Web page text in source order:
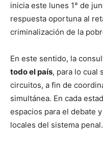
inicia este lunes 1° de
respuesta oportuna al
criminalización de la
En este sentido, la
todo el país, para lo cual
circuitos, a fin de
simultánea. En cada
espacios para el debate
locales del sistema penal.